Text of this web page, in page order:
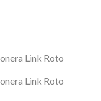
Link Roto
Link Roto